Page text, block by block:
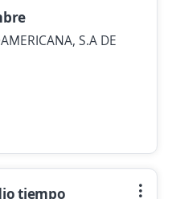
S.A DE
tiempo